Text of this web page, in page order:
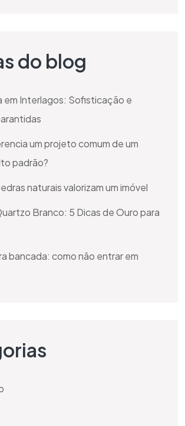
do blog
em Interlagos: Sofisticação e
um projeto comum de um
padrão?
naturais valorizam um imóvel
Branco: 5 Dicas de Ouro para
bancada: como não entrar em